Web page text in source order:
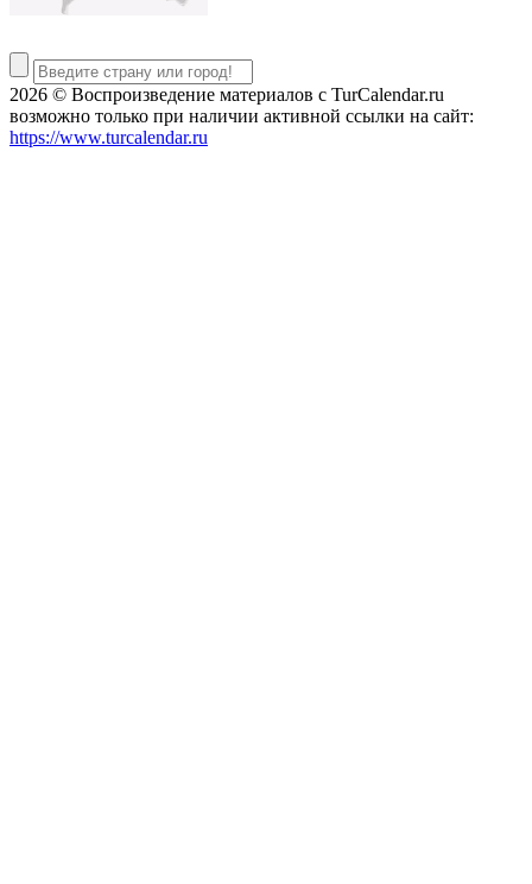
2026 © Воспроизведение материалов c TurCalendar.ru
возможно только при наличии активной ссылки на сайт:
https://www.turcalendar.ru